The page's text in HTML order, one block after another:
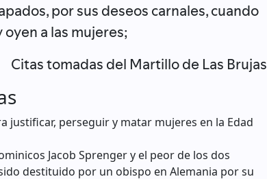
por sus deseos carnales, cuando
oyen a las mujeres;
Citas tomadas del Martillo de Las Brujas
justificar, perseguir y matar mujeres en la Edad
Jacob Sprenger y el peor de los dos
destituido por un obispo en Alemania por su